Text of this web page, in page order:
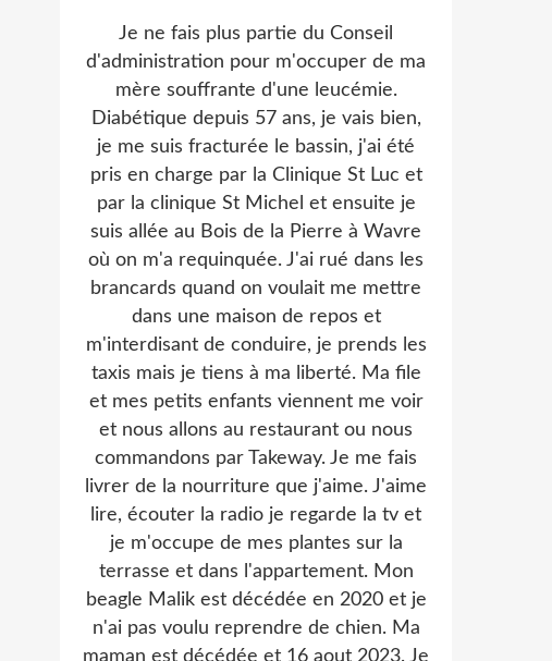
Je ne fais plus partie du Conseil
d'administration pour m'occuper de ma
mère souffrante d'une leucémie.
Diabétique depuis 57 ans, je vais bien,
je me suis fracturée le bassin, j'ai été
pris en charge par la Clinique St Luc et
par la clinique St Michel et ensuite je
suis allée au Bois de la Pierre à Wavre
où on m'a requinquée. J'ai rué dans les
brancards quand on voulait me mettre
dans une maison de repos et
m'interdisant de conduire, je prends les
taxis mais je tiens à ma liberté. Ma file
et mes petits enfants viennent me voir
et nous allons au restaurant ou nous
commandons par Takeway. Je me fais
livrer de la nourriture que j'aime. J'aime
lire, écouter la radio je regarde la tv et
je m'occupe de mes plantes sur la
terrasse et dans l'appartement. Mon
beagle Malik est décédée en 2020 et je
n'ai pas voulu reprendre de chien. Ma
maman est décédée et 16 aout 2023. Je